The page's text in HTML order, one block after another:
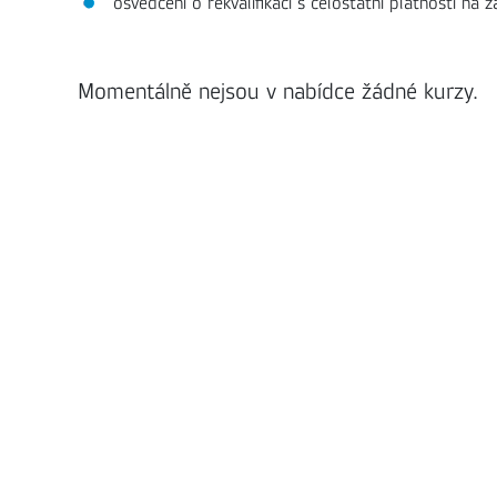
Momentálně nejsou v nabídce žádné kurzy.